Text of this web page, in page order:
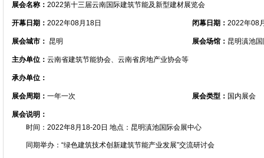
展会名称： 2022第十三届云南国际建筑节能及新型建材展览会
开幕日期： 2022年08月18日 闭幕日期： 2022年08
展会城市： 昆明 展会场馆： 昆明滇池
主办单位： 云南省建筑节能协会、云南省房地产业协会等
承办单位：
展会周期： 一年一次 展会类型： 国内展会
展会说明：
时间：2022年8月18-20日 地点：昆明滇池国际会展中心
同期举办：“绿色建筑技术创新建筑节能产业发展”交流研讨会